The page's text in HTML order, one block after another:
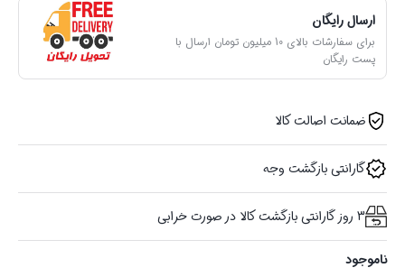
ارسال رایگان
برای سفارشات بالای 10 میلیون تومان ارسال با
پست رایگان
ضمانت اصالت کالا
گارانتی بازگشت وجه
3 روز گارانتی بازگشت کالا در صورت خرابی
ناموجود